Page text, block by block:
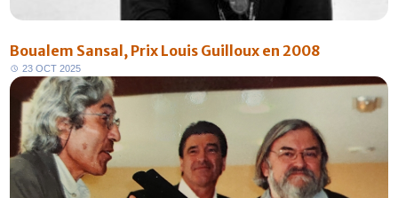
Boualem Sansal, Prix Louis Guilloux en 2008
23 OCT 2025